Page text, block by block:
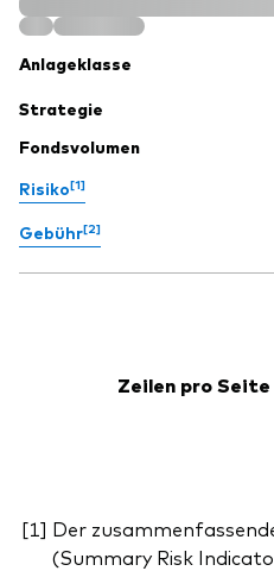
Anlageklasse
Strategie
Fondsvolumen
Risiko[1]
Gebühr[2]
Zeilen pro Seite
Der
(Summary Risk